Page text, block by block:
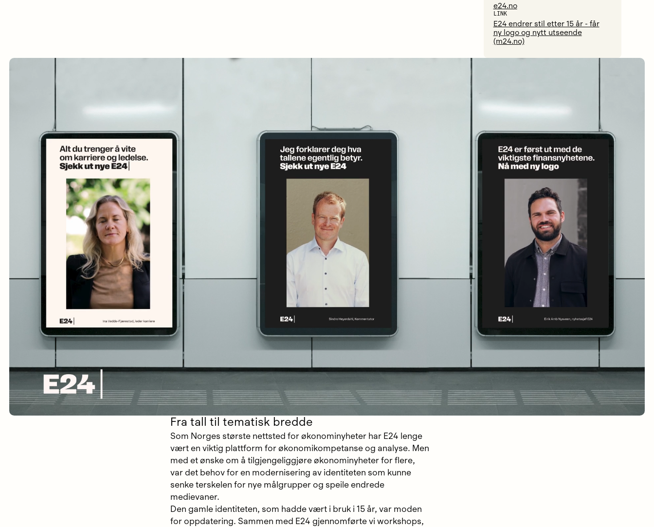
e24.no
LINK
E24 endrer stil etter 15 år - får
ny logo og nytt utseende
(m24.no)
Fra tall til tematisk bredde
Som Norges største nettsted for økonominyheter har E24 lenge
vært en viktig plattform for økonomikompetanse og analyse. Men
med et ønske om å tilgjengeliggjøre økonominyheter for flere,
var det behov for en modernisering av identiteten som kunne
senke terskelen for nye målgrupper og speile endrede
medievaner.
Den gamle identiteten, som hadde vært i bruk i 15 år, var moden
for oppdatering. Sammen med E24 gjennomførte vi workshops,